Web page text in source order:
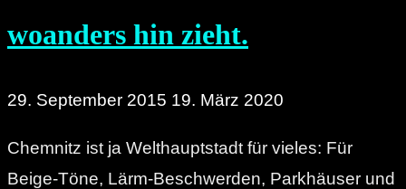
woanders hin zieht.
29. September 2015 19. März 2020
Chemnitz ist ja Welthauptstadt für vieles: Für
Beige-Töne, Lärm-Beschwerden, Parkhäuser und